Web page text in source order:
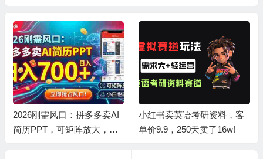
小红书卖英语考研资料，客
单价9.9，250天卖了16w!
拼多多虚拟类目，拥有持续
被动收入有多香。每月稳定